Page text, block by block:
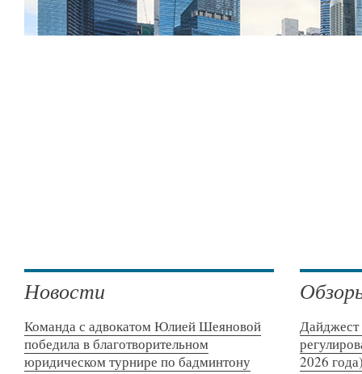
Новости
Команда с адвокатом Юлией Шеяновой
победила в благотворительном
юридическом турнире по бадминтону
Дайджест
2026